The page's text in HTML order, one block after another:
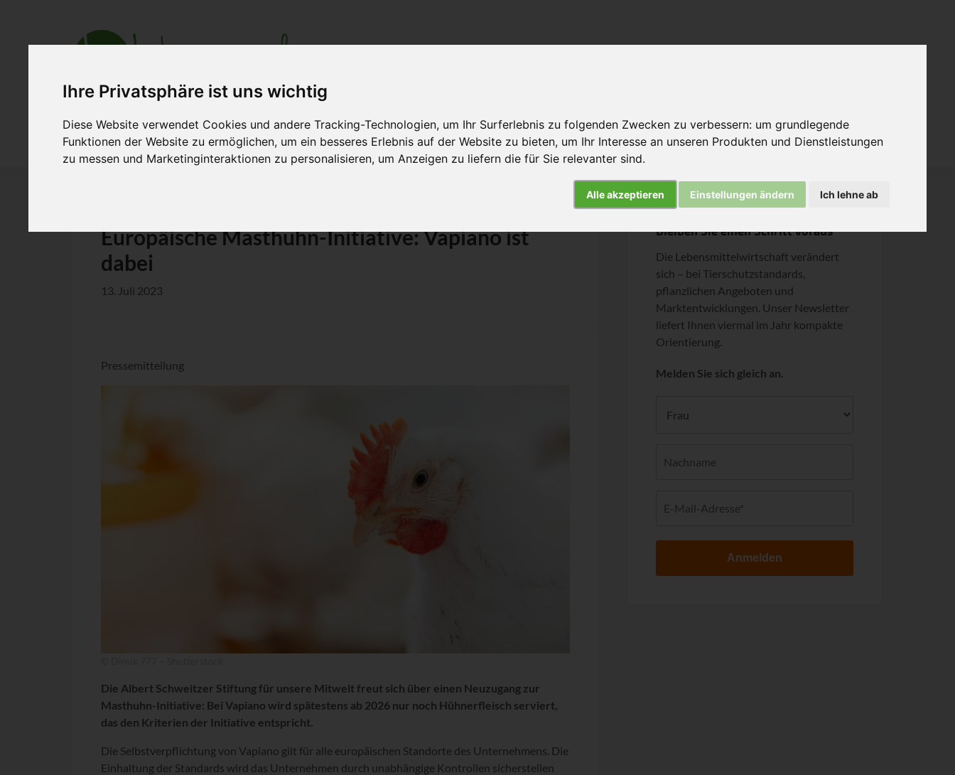
Ihre Privatsphäre ist uns wichtig
Diese Website verwendet Cookies und andere Tracking-Technologien, um Ihr Surferlebnis zu folgenden Zwecken zu verbessern: um grundlegende
Funktionen der Website zu ermöglichen, um ein besseres Erlebnis auf der Website zu bieten, um Ihr Interesse an unseren Produkten und Dienstleistungen
zu messen und Marketinginteraktionen zu personalisieren, um Anzeigen zu liefern die für Sie relevanter sind.
Alle akzeptieren Ich lehne ab
Einstellungen ändern
Informiert bleiben
Aktuell Ihre Branche Zusammenarbeit Hintergrund Presse Kontakt
Europäische Masthuhn-Initiative: Vapiano ist
dabei
13. Juli 2023
Pressemitteilung
Die Albert Schweitzer Stiftung für unsere Mitwelt freut sich über einen Neuzugang zur
Masthuhn-Initiative: Bei Vapiano wird spätestens ab 2026 nur noch Hühnerfleisch serviert,
das den Kriterien der Initiative entspricht.
Die Selbstverpflichtung von Vapiano gilt für alle europäischen Standorte des Unternehmens. Die
Einhaltung der Standards wird das Unternehmen durch unabhängige Kontrollen sicherstellen
Bleiben Sie einen Schritt voraus
Die Lebensmittelwirtschaft verändert
sich – bei Tierschutzstandards,
pflanzlichen Angeboten und
Marktentwicklungen. Unser Newsletter
liefert Ihnen viermal im Jahr kompakte
Orientierung.
Melden Sie sich gleich an.
Anmelden